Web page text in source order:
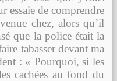
essaie de comprendre
chez, alors qu’il
que la police était la
tabasser devant ma
: « Pourquoi, si les
cachées au fond du